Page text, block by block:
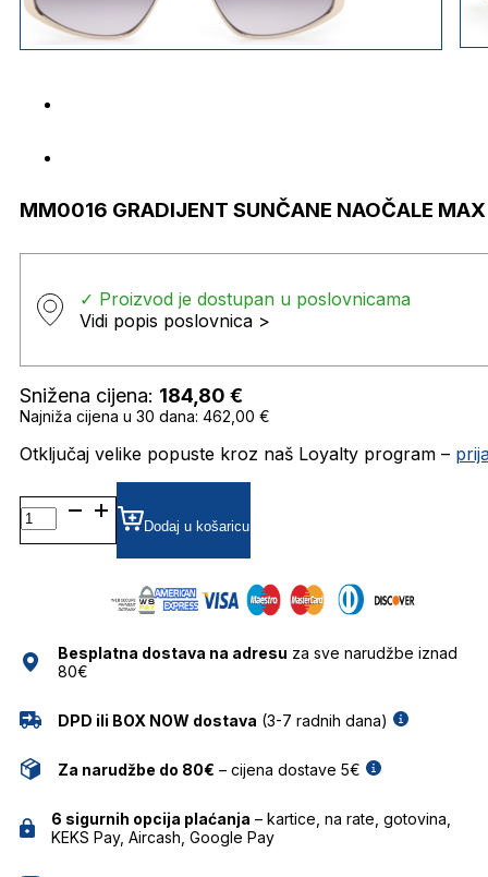
MM0016 GRADIJENT SUNČANE NAOČALE
✓ Proizvod je dostupan u poslovnicama
Vidi popis poslovnica >
Snižena cijena: 184,80 €
Najniža cijena u 30 dana: 462,00 €
Otključaj velike popuste kroz naš Loyalty program –
MM0016
GRADIJENT SUNČANE
NAOČALE
Dodaj u košaricu
Besplatna dostava na adresu za sve narudžbe iznad
80€
DPD ili BOX NOW dostava (3-7 radnih dana)
Za narudžbe do 80€ – cijena dostave 5€
6 sigurnih opcija plaćanja – kartice, na rate, gotovina,
KEKS Pay, Aircash, Google Pay